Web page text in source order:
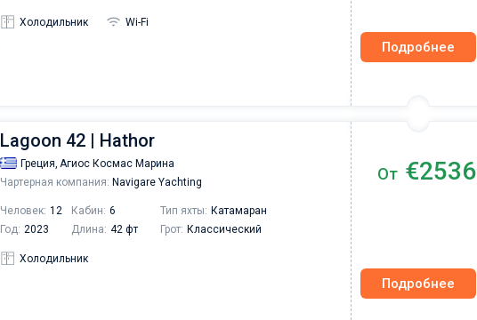
Холодильник Wi-Fi
Подробнее
Lagoon 42 | Hathor
Греция, Агиос Космас Марина
Чартерная компания: Navigare Yachting
Человек: 12 Кабин: 6 Тип яхты: Катамаран
Год: 2023 Длина: 42 фт Грот: Классический
Холодильник
От €2536
Подробнее